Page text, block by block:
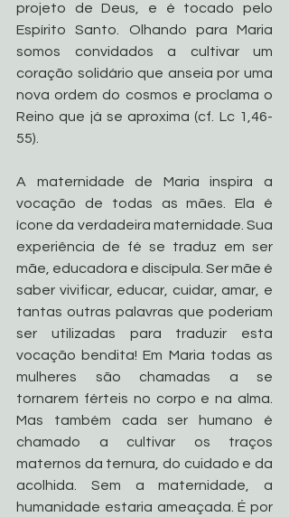
projeto de Deus, e é tocado pelo
Espírito Santo. Olhando para Maria
somos convidados a cultivar um
coração solidário que anseia por uma
nova ordem do cosmos e proclama o
Reino que já se aproxima (cf. Lc 1,46-
55).
A maternidade de Maria inspira a
vocação de todas as mães. Ela é
ícone da verdadeira maternidade. Sua
experiência de fé se traduz em ser
mãe, educadora e discípula. Ser mãe é
saber vivificar, educar, cuidar, amar, e
tantas outras palavras que poderiam
ser utilizadas para traduzir esta
vocação bendita! Em Maria todas as
mulheres são chamadas a se
tornarem férteis no corpo e na alma.
Mas também cada ser humano é
chamado a cultivar os traços
maternos da ternura, do cuidado e da
acolhida. Sem a maternidade, a
humanidade estaria ameaçada. É por